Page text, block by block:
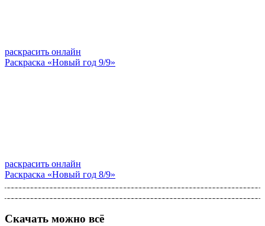
раскрасить онлайн
Раскраска «Новый год 9/9»
раскрасить онлайн
Раскраска «Новый год 8/9»
Скачать можно всё